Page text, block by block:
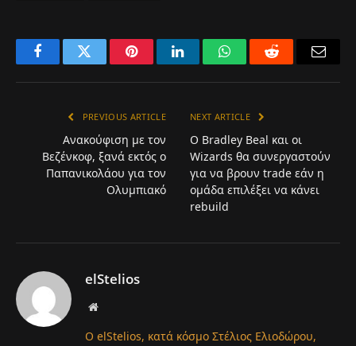
FacebookTwitter PinterestLinkedInWhatsAppReddit
PREVIOUS ARTICLE
Ανακούφιση με τον
Βεζένκοφ, ξανά εκτός o
Παπανικολάου για τον
Ολυμπιακό
NEXT ARTICLE
Ο Bradley Beal και οι
Wizards θα συνεργαστούν
για να βρουν trade εάν η
ομάδα επιλέξει να κάνει
rebuild
elStelios
Website
Ο elStelios, κατά κόσμο Στέλιος Ελιοδώρου,